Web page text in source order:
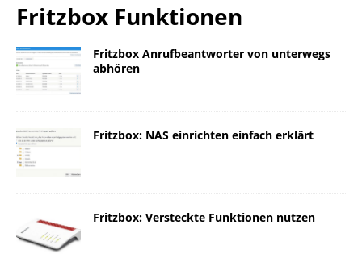
Fritzbox Funktionen
Fritzbox Anrufbeantworter von unterwegs
abhören
Fritzbox: NAS einrichten einfach erklärt
Fritzbox: Versteckte Funktionen nutzen